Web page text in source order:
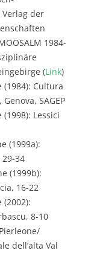
der
1984-
(Link)
(1984): Cultura
SAGEP
Lessici
(1999a):
34
(1999b):
16-22
8-10
dell’alta Val